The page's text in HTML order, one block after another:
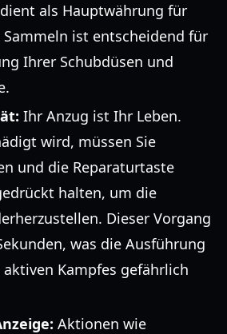
als Hauptwährung für
Sammeln ist entscheidend für
Ihrer Schubdüsen und
Ihr Anzug ist Ihr Leben.
wird, müssen Sie
und die Reparaturtaste
halten, um die
Dieser Vorgang
was die Ausführung
Kampfes gefährlich
Aktionen wie